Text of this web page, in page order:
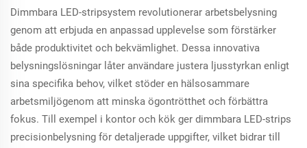
Dimmbara LED-stripsystem revolutionerar arbetsbelysning
genom att erbjuda en anpassad upplevelse som förstärker
både produktivitet och bekvämlighet. Dessa innovativa
belysningslösningar låter användare justera ljusstyrkan enligt
sina specifika behov, vilket stöder en hälsosammare
arbetsmiljögenom att minska ögontrötthet och förbättra
fokus. Till exempel i kontor och kök ger dimmbara LED-strips
precisionbelysning för detaljerade uppgifter, vilket bidrar till